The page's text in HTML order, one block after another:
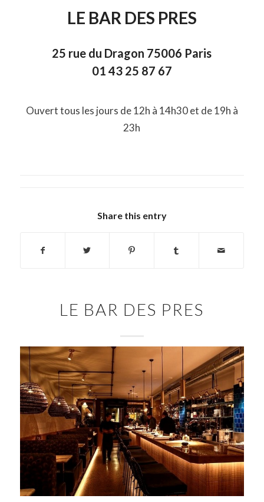
LE BAR DES PRES
25 rue du Dragon 75006 Paris
01 43 25 87 67
Ouvert tous les jours de 12h à 14h30 et de 19h à
23h
Share this entry
LE BAR DES PRES